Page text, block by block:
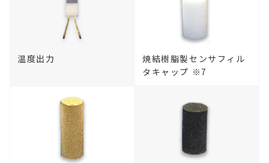
温度出力
焼結樹脂製センサフィル
タキャップ ※7